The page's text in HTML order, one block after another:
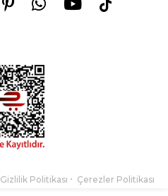
Gizlilik Politikası Çerezler Politikası